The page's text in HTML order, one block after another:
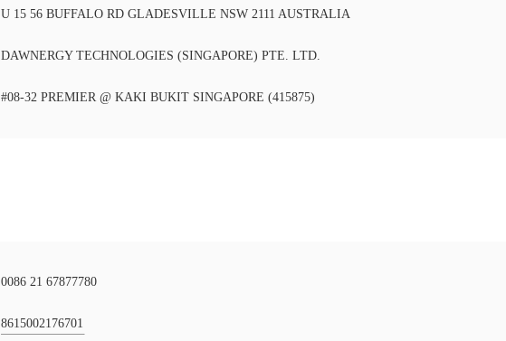
U 15 56 BUFFALO RD GLADESVILLE NSW 2111 AUSTRALIA
DAWNERGY TECHNOLOGIES (SINGAPORE) PTE. LTD.
#08-32 PREMIER @ KAKI BUKIT SINGAPORE (415875)
0086 21 67877780
8615002176701